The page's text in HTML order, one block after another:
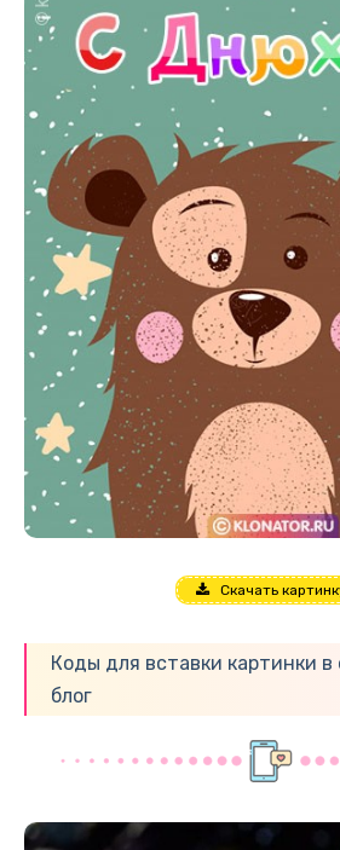
Скачать
Коды для вставки картинки в
блог